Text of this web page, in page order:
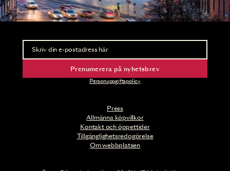
Press
Allmänna köpvillkor
Kontakt och öppettider
Tillgänglighetsredogörelse
Om webbplatsen
Nyhetsbrev
Ta del av förhandsinformation och biljettsläpp.
Prenumerera på nyhetsbrev
Personuppgiftspolicy